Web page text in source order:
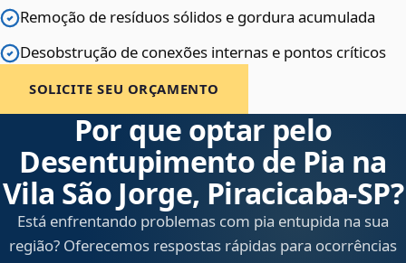
Remoção de resíduos sólidos e gordura acumulada
Desobstrução de conexões internas e pontos críticos
SOLICITE SEU ORÇAMENTO
Por que optar pelo
Desentupimento de Pia na
Vila São Jorge, Piracicaba‑SP?
Está enfrentando problemas com pia entupida na sua
região? Oferecemos respostas rápidas para ocorrências